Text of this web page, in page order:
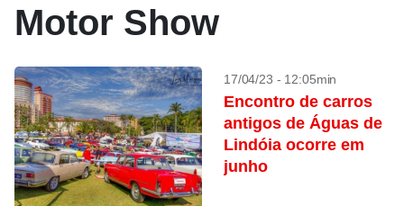
Motor Show
17/04/23 - 12:05min
Encontro de carros
antigos de Águas de
Lindóia ocorre em
junho